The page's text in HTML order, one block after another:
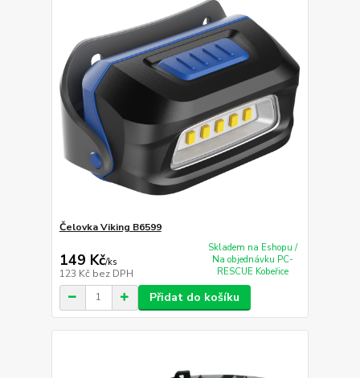
Čelovka Viking B6599
149 Kč/ks
123 Kč bez DPH
Skladem na Eshopu /
Na objednávku PC-
RESCUE Kobeřice
Přidat do košíku